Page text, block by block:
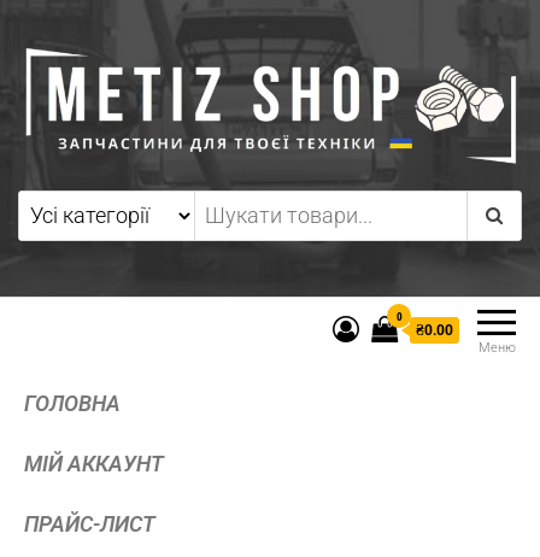
Меню
0
₴0.00
ГОЛОВНА
МІЙ АККАУНТ
ПРАЙС-ЛИСТ